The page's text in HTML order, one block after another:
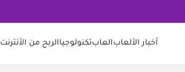
أخبار الألعابالعابتكنولوجياالربح من الأنترنت